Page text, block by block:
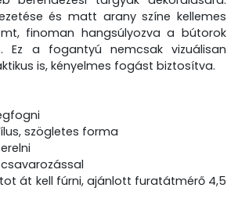
és matt arany színe kellemes
finoman hangsúlyozva a bútorok
Ez a fogantyú nemcsak vizuálisan
is, kényelmes fogást biztosítva.
szögletes forma
csavarozással
át kell fúrni, ajánlott furatátmérő 4,5